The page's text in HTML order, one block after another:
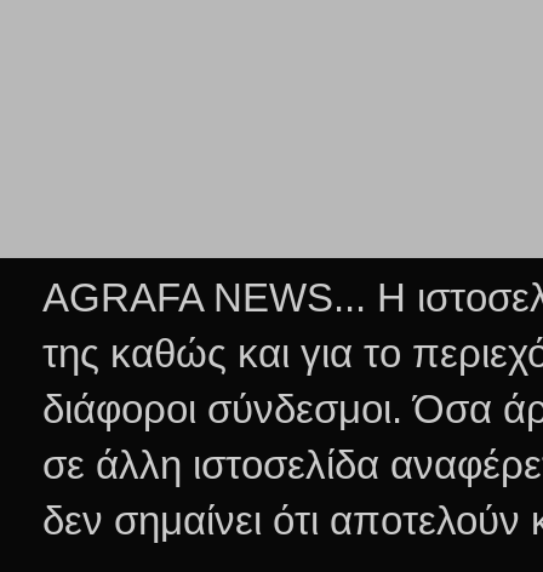
AGRAFA NEWS... Η
της καθώς και για το
διάφοροι σύνδεσμοι.Όσα
σε άλλη ιστοσελίδα
δεν σημαίνει ότι